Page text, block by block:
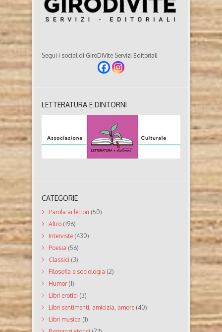
Segui i social di GiroDiVite Servizi Editoriali
LETTERATURA E DINTORNI
CATEGORIE
Parola ai lettori (50)
Altro (196)
Interviste (430)
Poesia (56)
Classici (3)
Filosofia e sociologia (2)
Humor(1)
Libri erotici (3)
Libri sentimenti, amicizia, amore (40)
Libri musica (1)